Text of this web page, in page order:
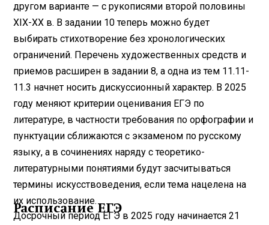
другом варианте — с рукописями второй половины
ХIХ-ХХ в. В задании 10 теперь можно будет
выбирать стихотворение без хронологических
ограничений. Перечень художественных средств и
приемов расширен в задании 8, а одна из тем 11.11-
11.3 начнет носить дискуссионный характер. В 2025
году меняют критерии оценивания ЕГЭ по
литературе, в частности требования по орфографии и
пунктуации сближаются с экзаменом по русскому
языку, а в сочинениях наряду с теоретико-
литературными понятиями будут засчитываться
термины искусствоведения, если тема нацелена на
их использование.
Расписание ЕГЭ
Досрочный период ЕГЭ в 2025 году начинается 21